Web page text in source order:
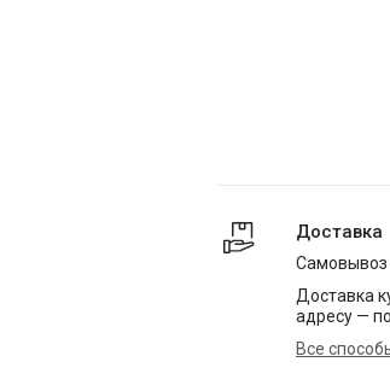
Доставка
Самовывоз
Доставка
адресу —
Все